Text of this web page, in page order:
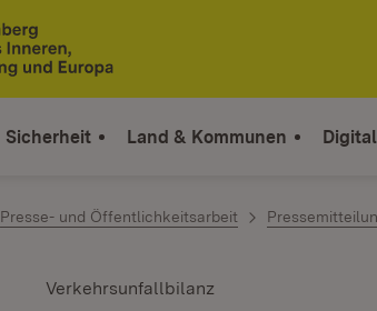
Sicherheit Land & Kommunen
Presse- und Öffentlichkeitsarbeit
Verkehrsunfallbilanz